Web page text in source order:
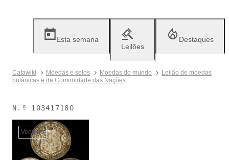
Esta semana
Leilões
Destaques
Catawiki Moedas e selos Moedas do mundo
Leilão de moedas
britânicas e da Comunidade das Nações
N.º 103417180
Vendido